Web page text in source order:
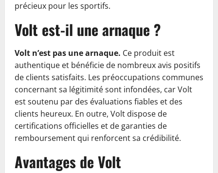
précieux pour les sportifs.
Volt est-il une arnaque ?
Volt n’est pas une arnaque. Ce produit est
authentique et bénéficie de nombreux avis positifs
de clients satisfaits. Les préoccupations communes
concernant sa légitimité sont infondées, car Volt
est soutenu par des évaluations fiables et des
clients heureux. En outre, Volt dispose de
certifications officielles et de garanties de
remboursement qui renforcent sa crédibilité.
Avantages de Volt